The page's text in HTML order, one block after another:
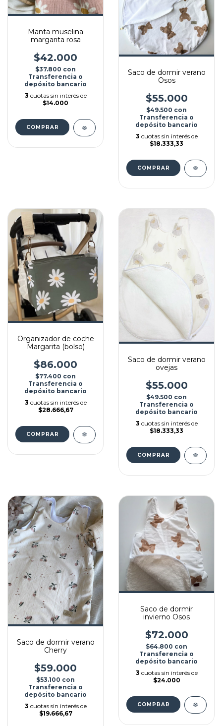
Manta muselina
margarita rosa
$42.000
$37.800 con
Transferencia o
depósito bancario
3 cuotas sin interés de
$14.000
Saco de dormir verano
Osos
$55.000
$49.500 con
Transferencia o
depósito bancario
3 cuotas sin interés de
$18.333,33
COMPRAR
Organizador de coche
Margarita (bolso)
$86.000
$77.400 con
Transferencia o
depósito bancario
3 cuotas sin interés de
$28.666,67
Saco de dormir verano
ovejas
$55.000
$49.500 con
Transferencia o
depósito bancario
3 cuotas sin interés de
$18.333,33
COMPRAR
Saco de dormir verano
Cherry
$59.000
$53.100 con
Transferencia o
depósito bancario
3 cuotas sin interés de
$19.666,67
Saco de dormir
invierno Osos
$72.000
$64.800 con
Transferencia o
depósito bancario
3 cuotas sin interés de
$24.000
COMPRAR